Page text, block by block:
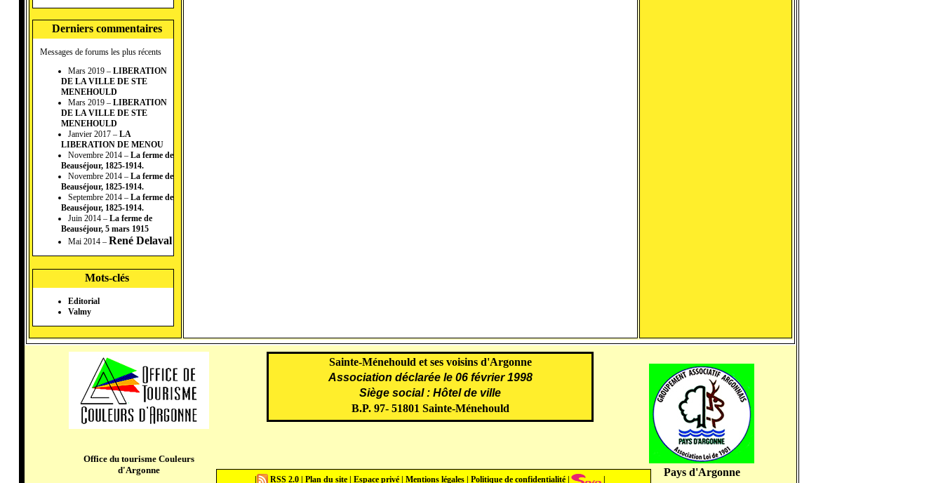
Derniers commentaires
Messages de forums les plus récents
Mars 2019 – LIBERATION
DE LA VILLE DE STE
MENEHOULD
Mars 2019 – LIBERATION
DE LA VILLE DE STE
MENEHOULD
Janvier 2017 – LA
LIBERATION DE MENOU
Novembre 2014 – La ferme de
Beauséjour, 1825-1914.
Novembre 2014 – La ferme de
Beauséjour, 1825-1914.
Septembre 2014 – La ferme de
Beauséjour, 1825-1914.
Juin 2014 – La ferme de
Beauséjour, 5 mars 1915
Mai 2014 – René Delaval
Mots-clés
Editorial
Valmy
Office du tourisme Couleurs
d'Argonne
Sainte-Ménehould et ses voisins d'Argonne
Association déclarée le 06 février 1998
Siège social : Hôtel de ville
B.P. 97- 51801 Sainte-Ménehould
RSS 2.0 Plan du site Espace privé Mentions légales Politique de confidentialité
Pays d'Argonne